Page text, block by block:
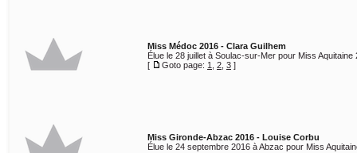
Miss Médoc 2016 - Clara Guilhem
Élue le 28 juillet à Soulac-sur-Mer pour Miss Aquitaine
[
Goto page: 1 2 3 ]
Miss Gironde-Abzac 2016 - Louise Corbu
Élue le 24 septembre 2016 à Abzac pour Miss